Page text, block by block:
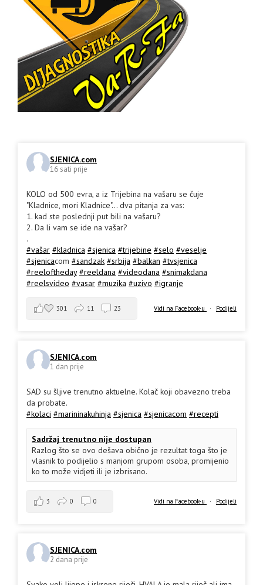
SJENICA.com
16 sati prije
KOLO od 500 evra, a iz Trijebina na vašaru se čuje
"Kladnice, mori Kladnice"... dva pitanja za vas:
1. kad ste poslednji put bili na vašaru?
2. Da li vam se ide na vašar?
.
#vašar #kladnica #sjenica #trijebine #selo #veselje
#sjenicacom #sandzak #srbija #balkan #tvsjenica
#reeloftheday #reeldana #videodana #snimakdana
#reelsvideo #vasar #muzika #uzivo #igranje
Vidi na Facebook-u · Podijeli
301 11 23
SJENICA.com
1 dan prije
SAD su šljive trenutno aktuelne. Kolač koji obavezno treba
da probate.
#kolaci #marininakuhinja #sjenica #sjenicacom #recepti
Sadržaj trenutno nije dostupan
Razlog što se ovo dešava obično je rezultat toga što je
vlasnik to podijelio s manjom grupom osoba, promijenio
ko to može vidjeti ili je izbrisano.
Vidi na Facebook-u · Podijeli
3 0 0
SJENICA.com
2 dana prije